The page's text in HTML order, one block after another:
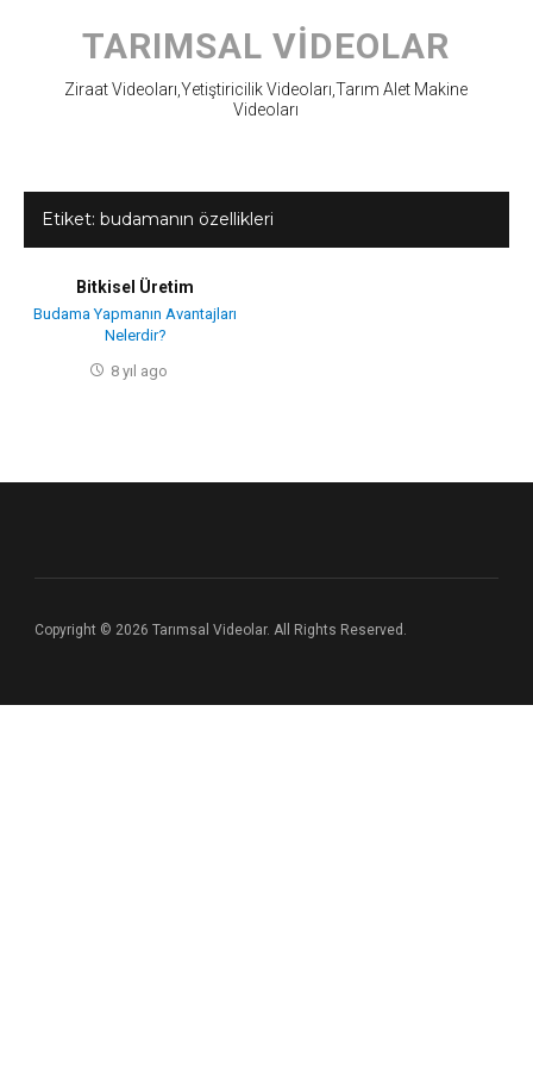
content
TARIMSAL VIDEOLAR
Ziraat Videoları,Yetiştiricilik Videoları,Tarım Alet Makine
Videoları
Etiket: budamanın özellikleri
Bitkisel Üretim
Budama Yapmanın Avantajları
Nelerdir?
8 yıl ago
Copyright © 2026 Tarımsal Videolar. All Rights Reserved.